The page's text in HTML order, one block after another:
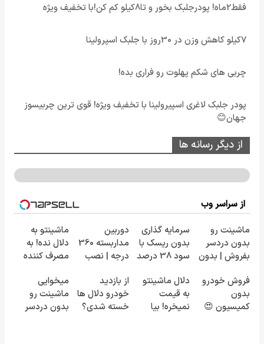
فقط2ماه! پودرجلبک بخور و تا8کیلو کم کن!با تخفیف ویژه
7کیلو کاهش وزن در 30روز با جلبک اسپرولینا
چربی های شکم پهلوت رو فراری بده!
پودر جلبک لاغری اسپیرولینا با تخفیف ویژه! قوی ترین چربیسوز
جهان😊
از دیگر رسانه ها
از سراسر وب
ماشینت رو
بدون دردسر
بفروش | بدون
سرمایه گذاری
بدون ریسک با
سود 38 درصد
دوربین
مداربسته 360
درجه | نصب
ماشینتو به
دلال نده! به
مصرف کننده
پاسخ به یک
تماس
فروش خودرو
بدون
کمیسیون 😍
دلال ماشینتو
به قیمت
نمیخره! بیا
از بازدید
خودرو دلال ها
خسته شدی؟
میخوایی
ماشینت رو
بدون دردسر